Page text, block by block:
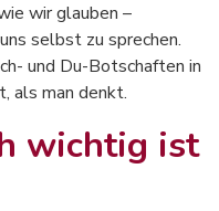
wir glauben –
selbst zu sprechen.
und Du-Botschaften in
als man denkt.
wichtig ist